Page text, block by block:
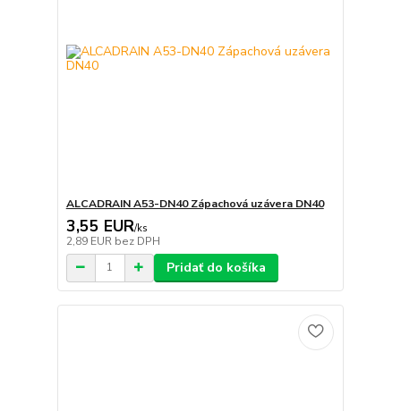
ALCADRAIN A53-DN40 Zápachová uzávera DN40
3,55 EUR/ks
2,89 EUR bez DPH
Pridať do košíka